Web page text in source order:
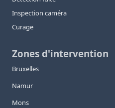
Inspection caméra
Curage
Zones d'intervention
Bruxelles
Namur
Mons